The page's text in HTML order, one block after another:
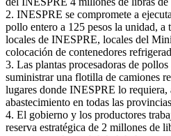
2. INESPRE se compromete a
pollo entero a 125 pesos la unidad, a
locales de INESPRE, locales del
colocación de contenedores
3. Las plantas procesadoras de
suministrar una flotilla de camiones
lugares donde INESPRE lo requiera,
abastecimiento en todas las
4. El gobierno y los productores
reserva estratégica de 2 millones de